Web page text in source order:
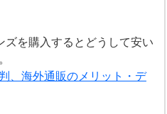
を購入するとどうして安い
、海外通販のメリット・デ